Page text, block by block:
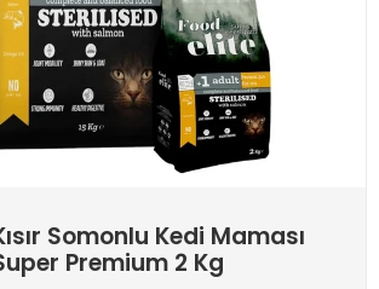
Somonlu Kedi Maması
Premium 2 Kg